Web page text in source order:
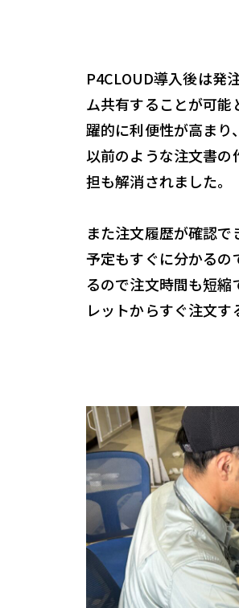
P4CLOUD導入後は発
ム共有することが可能
躍的に利便性が高まり
以前のような注文書の
担も解消されました。
また注文履歴が確認
予定もすぐに分かるの
るので注文時間も短
レットからすぐ注文す